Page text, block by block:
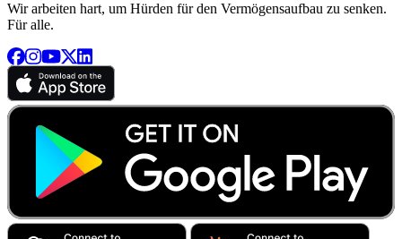
Wir arbeiten hart, um Hürden für den Vermögensaufbau zu senken.
Für alle.